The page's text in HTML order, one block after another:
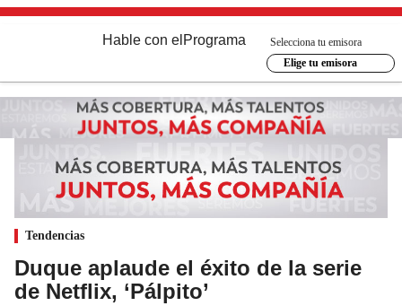
Hable con el Programa
Selecciona tu emisora
Elige tu emisora
Tendencias
Duque aplaude el éxito de la serie
de Netflix, ‘Pálpito’